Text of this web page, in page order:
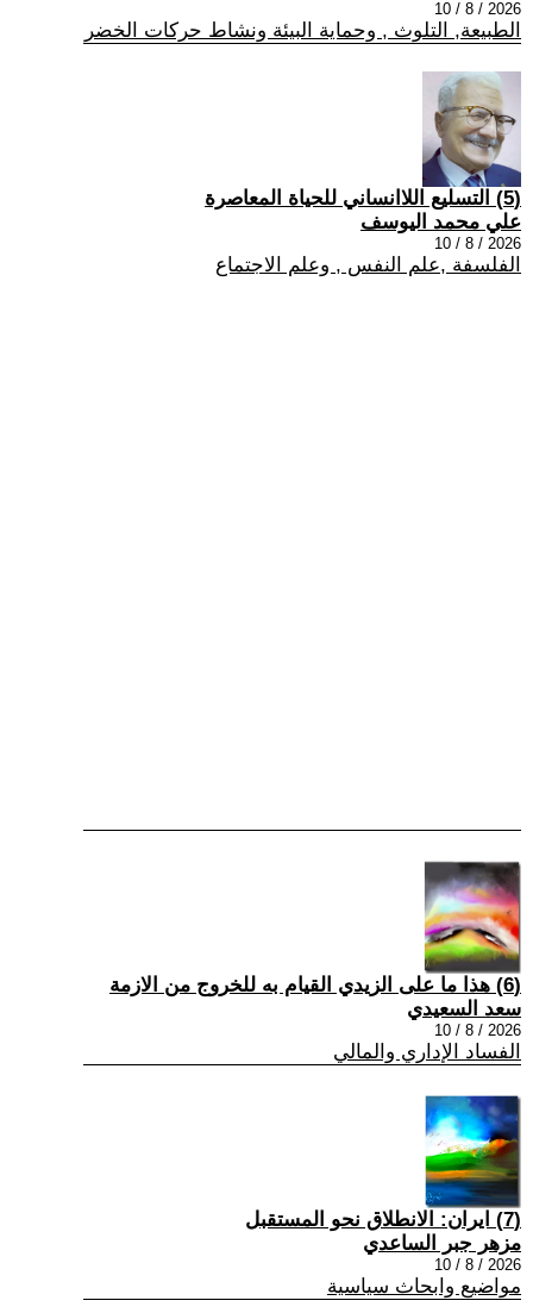
2026 / 8 / 10
الطبيعة, التلوث , وحماية البيئة ونشاط حركات الخضر
(5) التسليع اللاانساني للحياة المعاصرة
علي محمد اليوسف
2026 / 8 / 10
الفلسفة ,علم النفس , وعلم الاجتماع
(6) هذا ما على الزيدي القيام به للخروج من الازمة
سعد السعيدي
2026 / 8 / 10
الفساد الإداري والمالي
(7) ايران: الانطلاق نحو المستقبل
مزهر جبر الساعدي
2026 / 8 / 10
مواضيع وابحاث سياسية